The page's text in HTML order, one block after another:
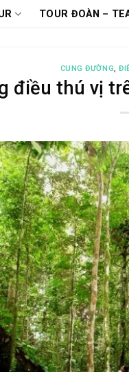
TOUR ĐOÀN –
CUNG ĐƯỜNG,
điều thú vị